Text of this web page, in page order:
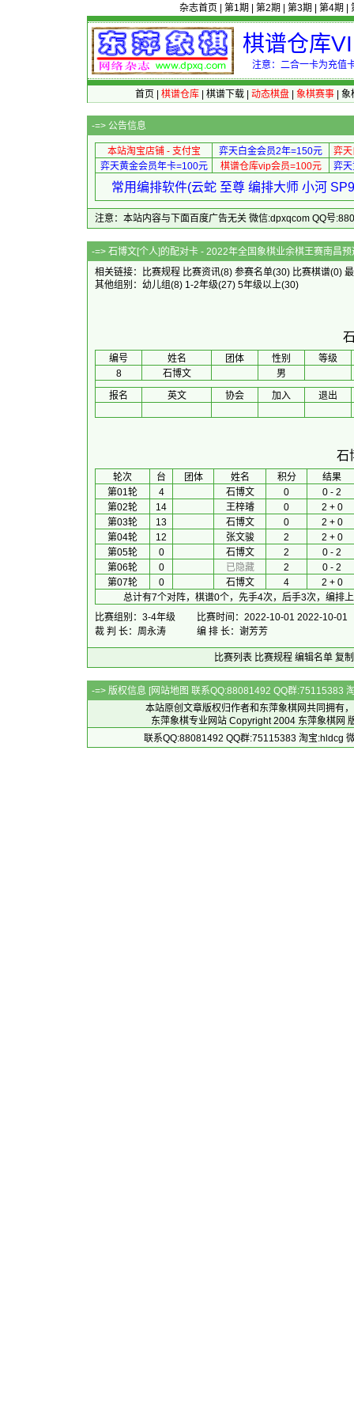
杂志首页 第1期 第2期 第3期 第4期
棋谱仓库
注意：二合一卡为充值
首页 棋谱仓库| 棋谱下载| 动态棋盘| 象棋赛事| 象
-=> 公告信息
本站淘宝店铺 - 支付宝 弈天白金会员2年=150元
弈
弈天黄金会员年卡=100元
棋谱仓库vip会员=100元 弈
常用编排软件(云蛇 至尊 编排大师 小河
注意：本站内容与下面百度广告无关 微信:dpxqcom QQ号
-=> 石博文[个人]的配对卡 - 2022年全国象棋业余棋王赛南
相关链接：
比赛规程 比赛资讯(8) 参赛名单(30) 比赛棋谱(0)
其他组别： 幼儿组(8) 1-2年级(27) 5年级以上(30)
编号 姓名 团体 性别
等级
8
石博文
男
报名
英文 协会 加入 退出
石
轮次 台 团体 姓名 积分
结果
第01轮
4 石博文 0
0 - 2
第02轮
14 王梓璿 0
2 + 0
第03轮
13 石博文 0
2 + 0
第04轮
12 张文骏 2
2 + 0
第05轮
0 石博文 2
0 - 2
第06轮
0 已隐藏 2
0 - 2
第07轮
0 石博文 4
2 + 0
总计有7个对阵，棋谱0个，先手4次，后手3次，编排
比赛组别：3-4年级
比赛时间：2022-10-01 2022-10-01
裁 判 长：周永涛
编 排 长：谢芳芳
比赛列表 比赛规程 编辑名单 复
-=> 版权信息 [网站地图 联系QQ:88081492 QQ群:75115383
本站原创文章版权归作者和 东萍象棋网共同拥有
东萍象棋专业网站 Copyright 2004 东萍象棋网
联系QQ:88081492 QQ群:75115383 淘宝:hldcg